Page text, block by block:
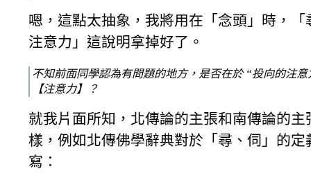
嗯，這點太抽象，我將用在「念頭」時，「
注意力」這說明拿掉好了。
不知前面同學認為有問題的地方，是否在於 “投向的注意
【注意力】？
就我片面所知，北傳論的主張和南傳論的主
樣，例如北傳佛學辭典對於「尋、伺」的定
寫：